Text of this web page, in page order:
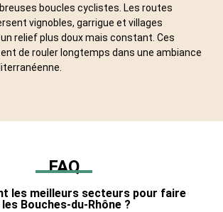
boucles cyclistes. Les routes
vignobles, garrigue et villages
relief plus doux mais constant. Ces
de rouler longtemps dans une ambiance
FAQ
les meilleurs secteurs pour faire
Bouches-du-Rhône ?